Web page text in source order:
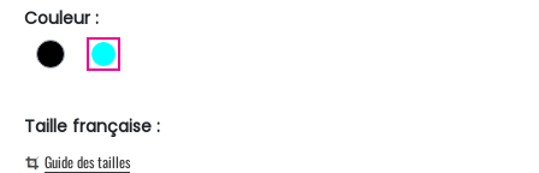
Couleur :
NOIR
Taille française :
Guide des tailles